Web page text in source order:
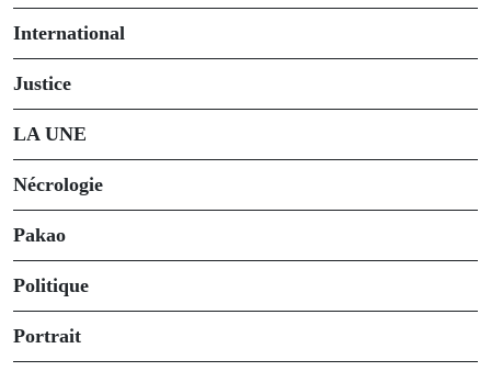
International
Justice
LA UNE
Nécrologie
Pakao
Politique
Portrait